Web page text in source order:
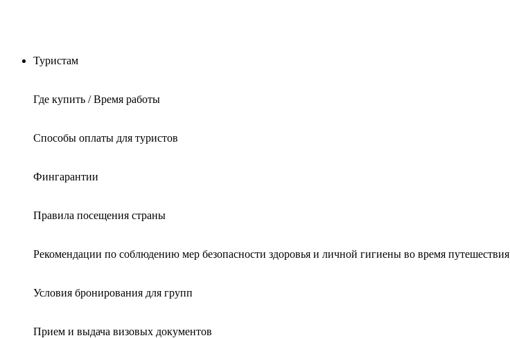
Туристам
Где купить / Время работы
Способы оплаты для туристов
Фингарантии
Правила посещения страны
Рекомендации по соблюдению мер безопасности здоровья и личной гигиены во время путешествия
Условия бронирования для групп
Прием и выдача визовых документов